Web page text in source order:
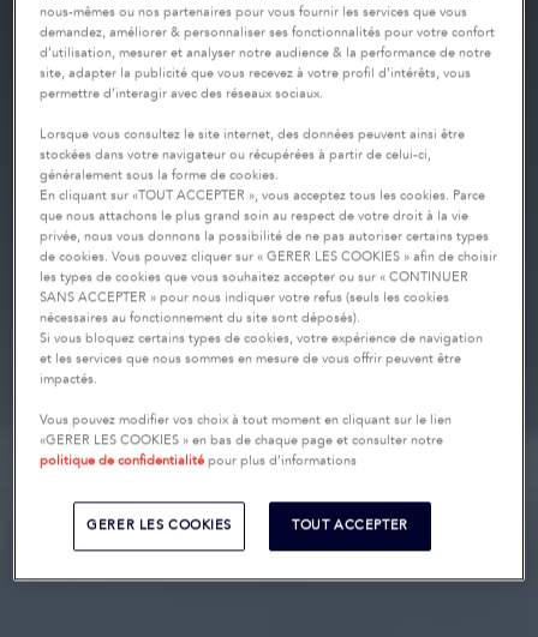
nous-mêmes ou nos partenaires pour vous fournir les services que vous
demandez, améliorer & personnaliser ses fonctionnalités pour votre confort
d’utilisation, mesurer et analyser notre audience & la performance de notre
site, adapter la publicité que vous recevez à votre profil d’intérêts, vous
permettre d’interagir avec des réseaux sociaux.
Lorsque vous consultez le site internet, des données peuvent ainsi être
stockées dans votre navigateur ou récupérées à partir de celui-ci,
généralement sous la forme de cookies.
En cliquant sur «TOUT ACCEPTER », vous acceptez tous les cookies. Parce
que nous attachons le plus grand soin au respect de votre droit à la vie
privée, nous vous donnons la possibilité de ne pas autoriser certains types
de cookies. Vous pouvez cliquer sur « GERER LES COOKIES » afin de choisir
les types de cookies que vous souhaitez accepter ou sur « CONTINUER
SANS ACCEPTER » pour nous indiquer votre refus (seuls les cookies
nécessaires au fonctionnement du site sont déposés).
Si vous bloquez certains types de cookies, votre expérience de navigation
et les services que nous sommes en mesure de vous offrir peuvent être
impactés.
Vous pouvez modifier vos choix à tout moment en cliquant sur le lien
«GERER LES COOKIES » en bas de chaque page et consulter notre
politique de confidentialité pour plus d’informations
GERER LES COOKIES TOUT ACCEPTER